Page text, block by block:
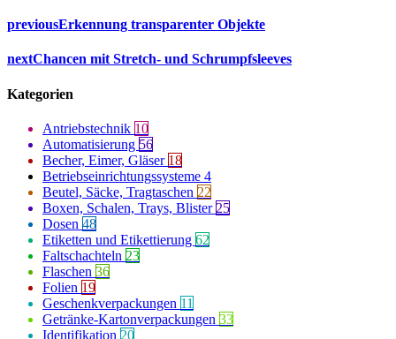
previousErkennung transparenter Objekte
nextChancen mit Stretch- und Schrumpfsleeves
Kategorien
Antriebstechnik 10
Automatisierung 56
Becher, Eimer, Gläser 18
Betriebseinrichtungssysteme 4
Beutel, Säcke, Tragtaschen 22
Boxen, Schalen, Trays, Blister 25
Dosen 48
Etiketten und Etikettierung 62
Faltschachteln 23
Flaschen 36
Folien 19
Geschenkverpackungen 11
Getränke-Kartonverpackungen 33
Identifikation 20